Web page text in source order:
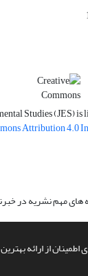
از ارائه بهترین
Studies (JES) is
Attribution 4.0
های مهم نشریه در